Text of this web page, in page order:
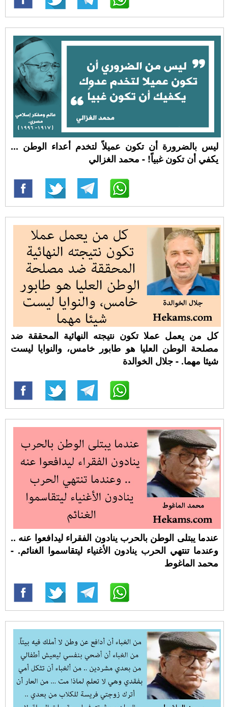
ليس بالضرورة أن تكون عميلاً لتخدم أعداء الوطن ...
يكفي أن تكون غبياً! - محمد الغزالي
كل من يعمل عملا تكون نتيجته النهائية المحققة ضد
مصلحة الوطن العليا هو طابور خامس، والنوايا ليست
شيئا مهما. - جلال الخوالدة
عندما يبتلى الوطن بالحرب ينادون الفقراء ليدافعوا عنه ..
وعندما تنتهي الحرب ينادون الأغنياء ليتقاسموا الغنائم. -
محمد الماغوط